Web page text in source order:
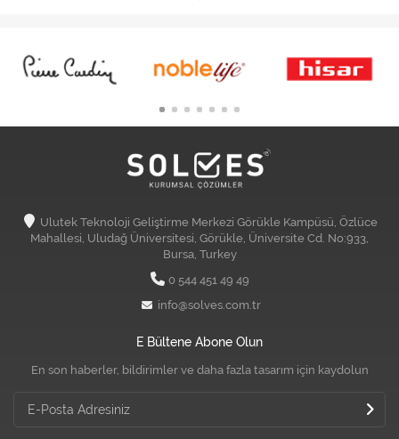
Ulutek Teknoloji Geliştirme Merkezi Görükle Kampüsü, Özlüce
Mahallesi, Uludağ Üniversitesi, Görükle, Üniversite Cd. No:933,
Bursa, Turkey
0 544 451 49 49
info@solves.com.tr
E Bültene Abone Olun
En son haberler, bildirimler ve daha fazla tasarım için kaydolun